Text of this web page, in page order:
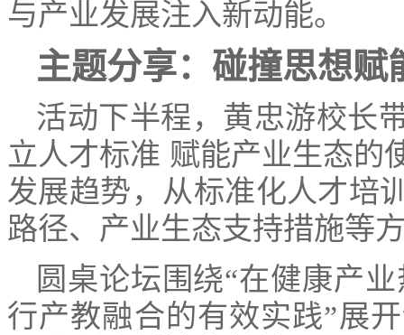
与产业发展注入新动能。
主题分享：碰撞思想赋
活动下半程，黄忠游校长
立人才标准 赋能产业生态的
发展趋势，从标准化人才培
路径、产业生态支持措施等
圆桌论坛围绕“在健康产
行产教融合的有效实践”展